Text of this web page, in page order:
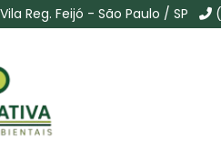
Reg. Feijó - São Paulo / SP